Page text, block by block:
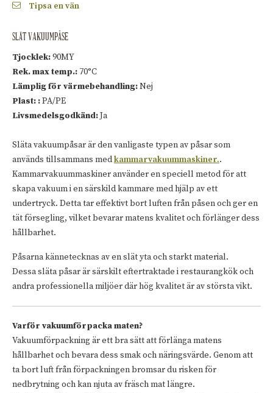
Tipsa en vän
SLÄT VAKUUMPÅSE
Tjocklek:90MY
Rek. max temp.: 70°C
Lämplig för värmebehandling:Nej
Plast: :PA/PE
Livsmedelsgodkänd:Ja
Släta vakuumpåsar är den vanligaste typen av påsar som
används tillsammans medkammarvakuummaskiner..
Kammarvakuummaskiner använder en speciell metod för att
skapa vakuum i en särskild kammare med hjälp av ett
undertryck. Detta tar effektivt bort luften från påsen och ger en
tät försegling, vilket bevarar matens kvalitet och förlänger dess
hållbarhet.
Påsarna kännetecknas av en slät yta och starkt material.
Dessa släta påsar är särskilt eftertraktade i restaurangkök och
andra professionella miljöer där hög kvalitet är av största vikt.
Varför vakuumförpacka maten?
Vakuumförpackning är ett bra sätt att förlänga matens
hållbarhet och bevara dess smak och näringsvärde. Genom att
ta bort luft från förpackningen bromsar du risken för
nedbrytning och kan njuta av fräsch mat längre.